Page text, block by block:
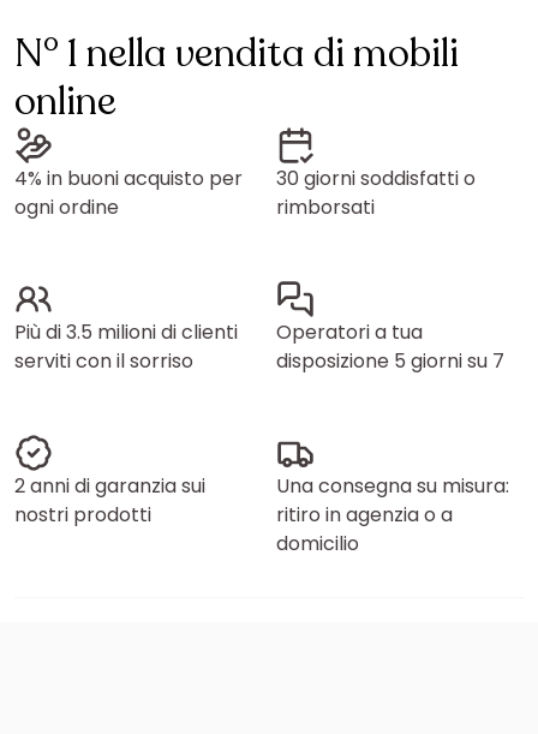
N° 1 nella vendita di mobili
online
4% in buoni acquisto per
ogni ordine
30 giorni soddisfatti o
rimborsati
Più di 3.5 milioni di clienti
serviti con il sorriso
Operatori a tua
disposizione 5 giorni su 7
2 anni di garanzia sui
nostri prodotti
Una consegna su misura:
ritiro in agenzia o a
domicilio